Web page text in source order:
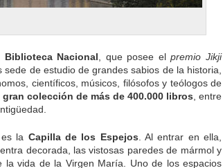
Biblioteca Nacional , que posee elpremio Jikji
sede de estudio degrandes sabios de la historia,
científicos, músicos, filósofos y teólogos de
gran colección de más de 400.000 libros , entre
la Capilla de los Espejos. Al entrar en ella,
decorada, las vistosas paredes de mármol y
vida de la Virgen María. Uno de los espacios